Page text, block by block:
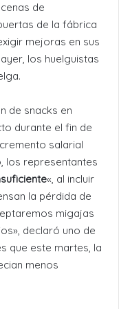
de
de la fábrica
mejoras en sus
los huelguistas
de snacks en
durante el fin de
salarial
los representantes
«, al incluir
la pérdida de
migajas
declaró uno de
que este martes, la
menos